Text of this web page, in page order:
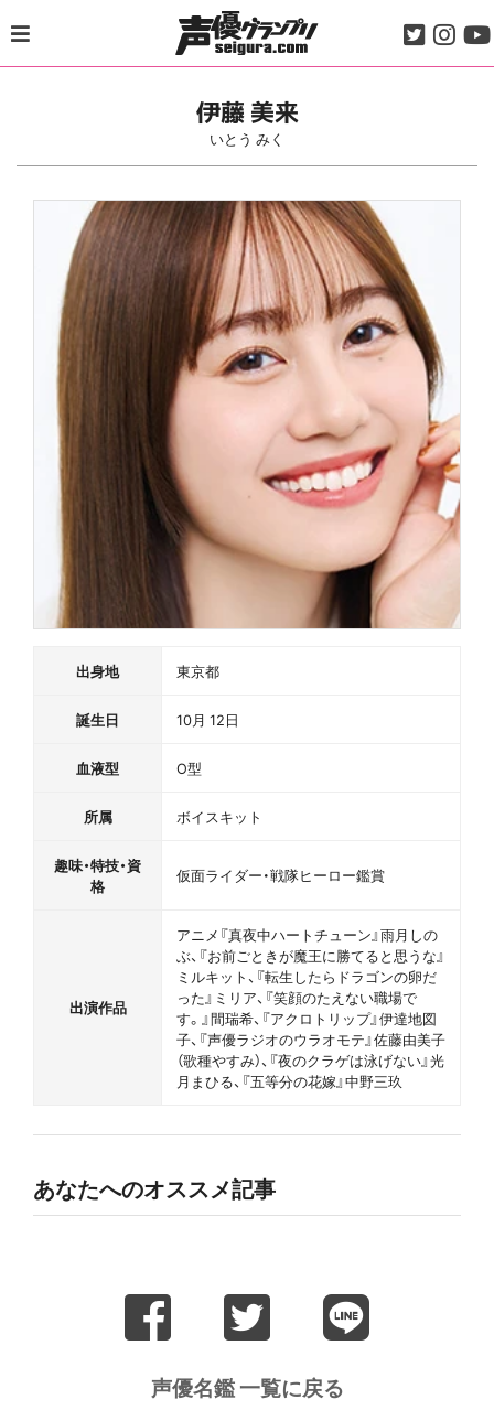
to
content
伊藤 美来
いとう みく
出身地 東京都
誕生日 10月 12日
血液型 O型
所属 ボイスキット
趣味・特技・資
格
仮面ライダー・戦隊ヒーロー鑑賞
出演作品
アニメ『真夜中ハートチューン』雨月しの
ぶ、『お前ごときが魔王に勝てると思うな』
ミルキット、『転生したらドラゴンの卵だ
った』ミリア、『笑顔のたえない職場で
す。』間瑞希、『アクロトリップ』伊達地図
子、『声優ラジオのウラオモテ』佐藤由美子
（歌種やすみ）、『夜のクラゲは泳げない』光
月まひる、『五等分の花嫁』中野三玖
あなたへのオススメ記事
声優名鑑 一覧に戻る